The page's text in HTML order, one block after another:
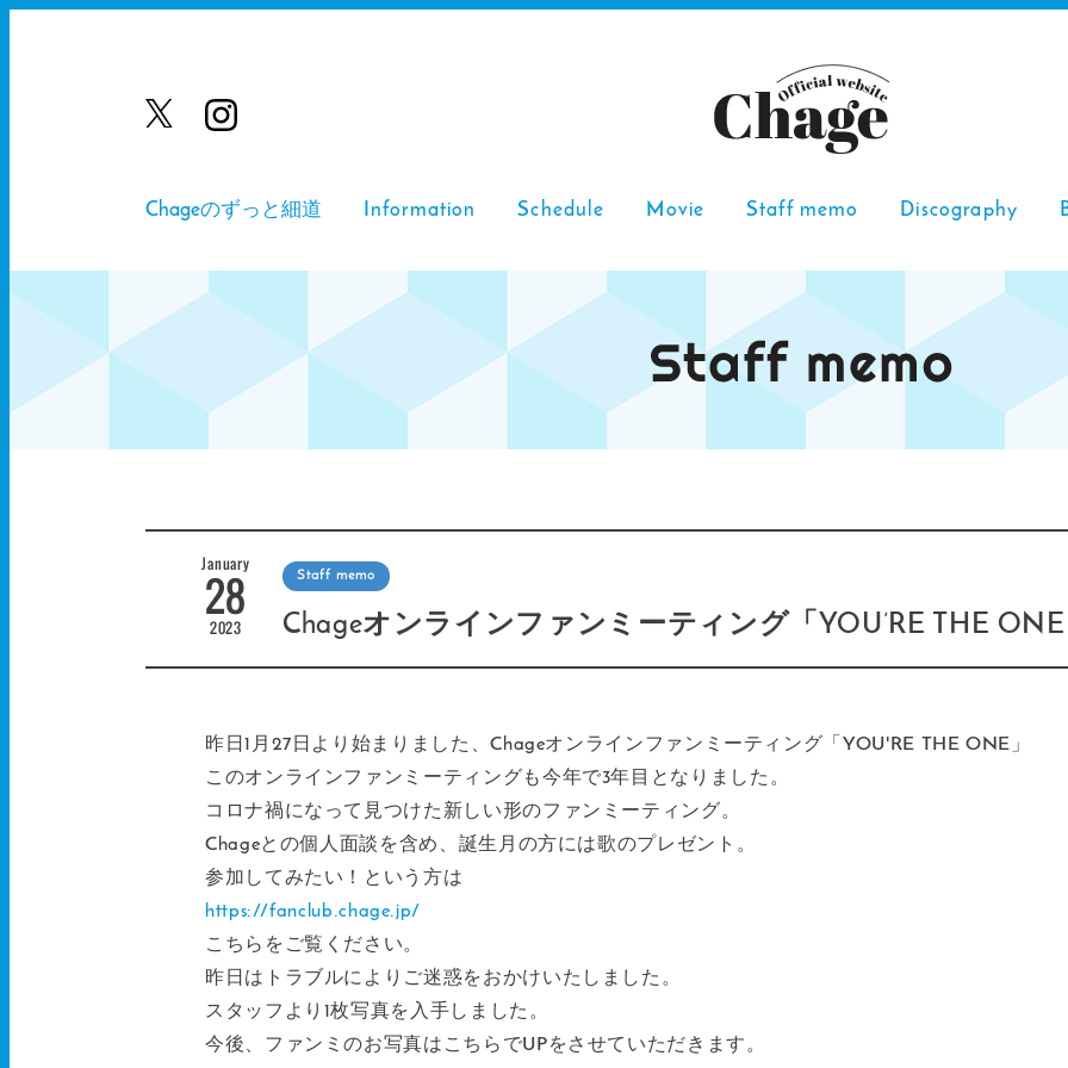
Chageのずっと細道 Information Schedule Movie Staff memo Discography
January
28
2023
Staff memo
Chageオンラインファンミーティング「YOU’RE THE ONE
昨日1月27日より始まりました、Chageオンラインファンミーティング「YOU'RE THE ONE」
このオンラインファンミーティングも今年で3年目となりました。
コロナ禍になって見つけた新しい形のファンミーティング。
Chageとの個人面談を含め、誕生月の方には歌のプレゼント。
参加してみたい！という方は
https://fanclub.chage.jp/
こちらをご覧ください。
昨日はトラブルによりご迷惑をおかけいたしました。
スタッフより1枚写真を入手しました。
今後、ファンミのお写真はこちらでUPをさせていただきます。